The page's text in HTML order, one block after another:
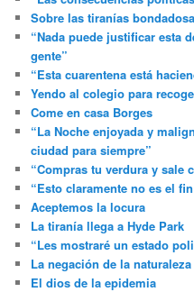
Sobre las tiranías
“Nada puede justificar esta
gente”
“Esta cuarentena está
Yendo al colegio para
Come en casa Borges
“La Noche enjoyada y
ciudad para siempre”
“Compras tu verdura y sale
“Esto claramente no es el
Aceptemos la locura
La tiranía llega a Hyde Park
“Les mostraré un estado
La negación de la
El dios de la epidemia